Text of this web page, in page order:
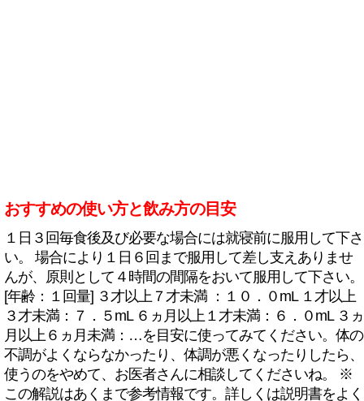
おすすめの使い方と飲み方の目安
１日３回毎食後及び必要な場合には就寝前に服用して下さ
い。 場合により１日６回まで服用して差し支えありませ
んが、原則として４時間の間隔をおいて服用して下さい。
[年齢：１回量] ３才以上７才未満 ：１０．０mL １才以上
３才未満：７．５mL ６ヵ月以上１才未満：６．０mL ３ヵ
月以上６ヵ月未満：…を目安に使ってみてください。体の
不調がよくならなかったり、体調が悪くなったりしたら、
使うのをやめて、お医者さんに相談してくださいね。 ※
この解説はあくまで参考情報です。詳しくは説明書をよく